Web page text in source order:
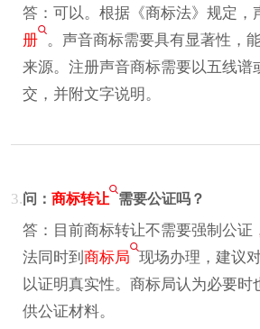
答：可以。根据《商标法》规定，
册
。声音商标需要具有显著性，
来源。注册声音商标需要以五线谱
交，并附文字说明。
3.问： 商标转让 需要公证吗？
答：目前商标转让不需要强制公证
法同时到 商标局 现场办理，建议
以证明真实性。商标局认为必要时
供公证材料。